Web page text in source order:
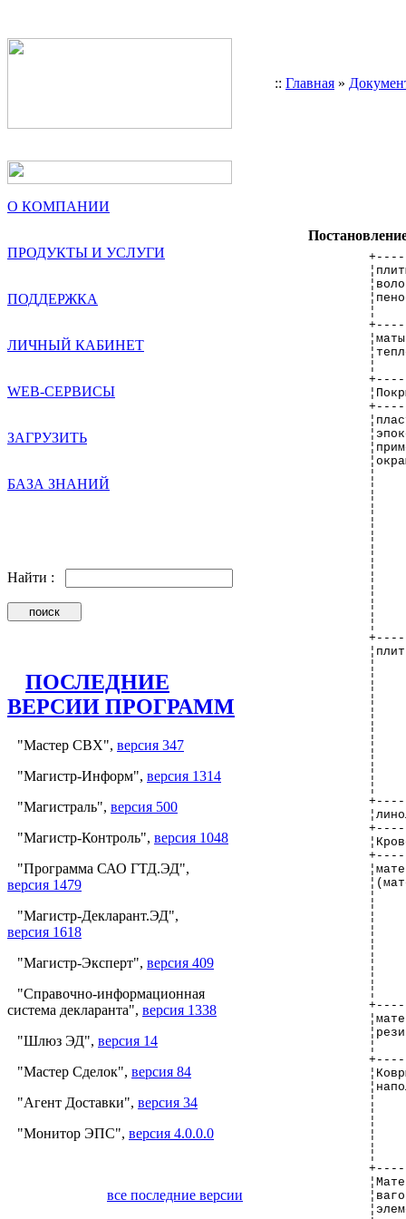
:: Главная »
О КОМПАНИИ
ПРОДУКТЫ И УСЛУГИ
ПОДДЕРЖКА
ЛИЧНЫЙ КАБИНЕТ
WEB-СЕРВИСЫ
ЗАГРУЗИТЬ
БАЗА ЗНАНИЙ
Найти :
ПОСЛЕДНИЕ
ВЕРСИИ ПРОГРАММ
"Мастер СВХ", версия 347
"Магистр-Информ", версия 1314
"Магистраль", версия 500
"Магистр-Контроль", версия 1048
"Программа САО ГТД.ЭД",
версия 1479
"Магистр-Декларант.ЭД",
версия 1618
"Магистр-Эксперт", версия 409
"Справочно-информационная
система декларанта", версия 1338
"Шлюз ЭД", версия 14
"Мастер Сделок", версия 84
"Агент Доставки", версия 34
"Монитор ЭПС", версия 4.0.0.0
все последние версии
¦
¦
¦
¦
¦
¦
¦
¦
¦
¦
¦
¦
¦
¦
¦
¦
¦
¦
¦
¦
¦
¦
¦
¦
¦
¦
¦
¦
¦
¦
¦
¦
¦
¦
¦
¦
¦
¦